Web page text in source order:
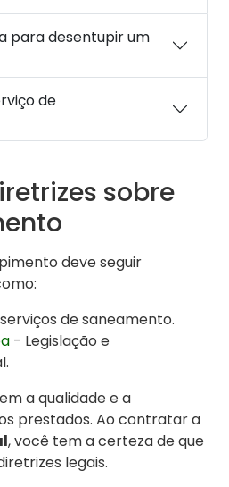
para desentupir um
de
sobre
deve seguir
de saneamento.
- Legislação e
a qualidade e a
prestados. Ao contratar a
, você tem a certeza de que
legais.